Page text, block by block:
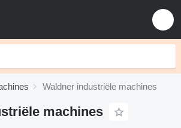
Waldner industriële machines
machines